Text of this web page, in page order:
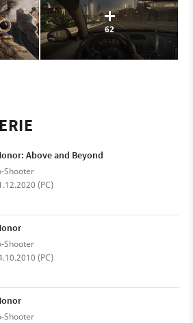
62
Above and Beyond
Shooter
(PC)
Shooter
(PC)
Shooter